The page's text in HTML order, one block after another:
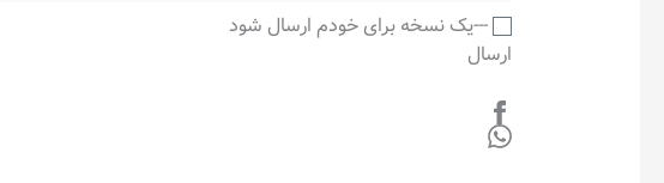
---یک نسخه برای خودم ارسال شود
ارسال